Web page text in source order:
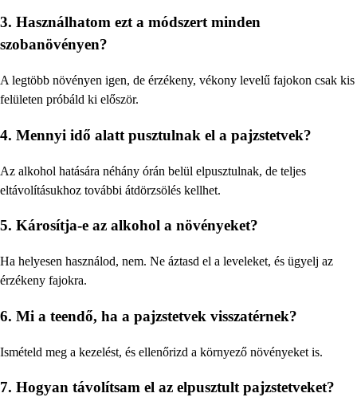
3. Használhatom ezt a módszert minden
szobanövényen?
A legtöbb növényen igen, de érzékeny, vékony levelű fajokon csak kis
felületen próbáld ki először.
4. Mennyi idő alatt pusztulnak el a pajzstetvek?
Az alkohol hatására néhány órán belül elpusztulnak, de teljes
eltávolításukhoz további átdörzsölés kellhet.
5. Károsítja-e az alkohol a növényeket?
Ha helyesen használod, nem. Ne áztasd el a leveleket, és ügyelj az
érzékeny fajokra.
6. Mi a teendő, ha a pajzstetvek visszatérnek?
Ismételd meg a kezelést, és ellenőrizd a környező növényeket is.
7. Hogyan távolítsam el az elpusztult pajzstetveket?